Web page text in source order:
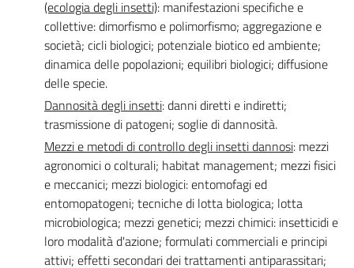
(ecologia degli insetti): manifestazioni specifiche e
collettive: dimorfismo e polimorfismo; aggregazione e
società; cicli biologici; potenziale biotico ed ambiente;
dinamica delle popolazioni; equilibri biologici; diffusione
delle specie.
Dannosità degli insetti: danni diretti e indiretti;
trasmissione di patogeni; soglie di dannosità.
Mezzi e metodi di controllo degli insetti dannosi: mezzi
agronomici o colturali; habitat management; mezzi fisici
e meccanici; mezzi biologici: entomofagi ed
entomopatogeni; tecniche di lotta biologica; lotta
microbiologica; mezzi genetici; mezzi chimici: insetticidi e
loro modalità d'azione; formulati commerciali e principi
attivi; effetti secondari dei trattamenti antiparassitari;